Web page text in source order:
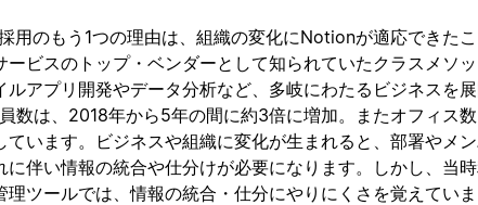
用のもう1つの理由は、組織の変化にNotionが適応できた
ービスのトップ・ベンダーとして知られていたクラスメソ
ルアプリ開発やデータ分析など、多岐にわたるビジネスを
数は、2018年から5年の間に約3倍に増加。またオフィス
ています。ビジネスや組織に変化が生まれると、部署やメ
に伴い情報の統合や仕分けが必要になります。しかし、当
理ツールでは、情報の統合・仕分にやりにくさを覚えてい